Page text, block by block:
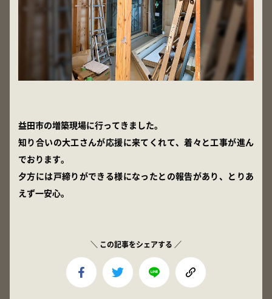
益田市の増築現場に行ってきました。
知り合いの大工さんが応援に来てくれて、着々と工事が進ん
でおります。
夕方には戸締りができる様になったとの報告があり、とりあ
えず一安心。
＼ この記事をシェアする ／